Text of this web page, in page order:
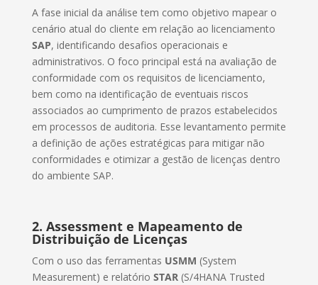
A fase inicial da análise tem como objetivo mapear o
cenário atual do cliente em relação ao licenciamento
SAP, identificando desafios operacionais e
administrativos. O foco principal está na avaliação de
conformidade com os requisitos de licenciamento,
bem como na identificação de eventuais riscos
associados ao cumprimento de prazos estabelecidos
em processos de auditoria. Esse levantamento permite
a definição de ações estratégicas para mitigar não
conformidades e otimizar a gestão de licenças dentro
do ambiente SAP.
2. Assessment e Mapeamento de
Distribuição de Licenças
Com o uso das ferramentas USMM (System
Measurement) e relatório STAR (S/4HANA Trusted